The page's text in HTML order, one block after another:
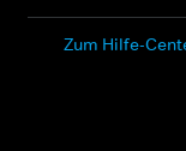
Zum Hilfe-